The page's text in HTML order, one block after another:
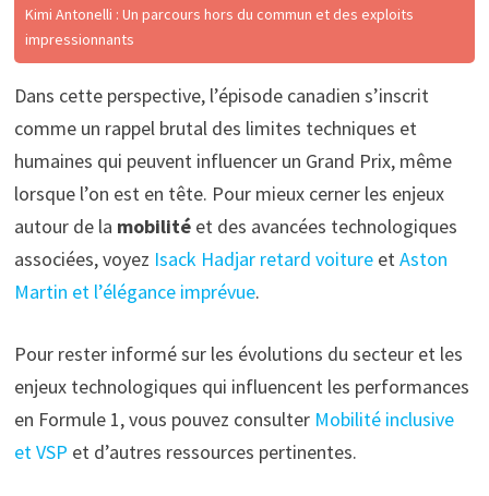
Kimi Antonelli : Un parcours hors du commun et des exploits
impressionnants
Dans cette perspective, l’épisode canadien s’inscrit
comme un rappel brutal des limites techniques et
humaines qui peuvent influencer un Grand Prix, même
lorsque l’on est en tête. Pour mieux cerner les enjeux
autour de la mobilitéet des avancées technologiques
associées, voyez Isack Hadjar retard voitureetAston
Martin et l’élégance imprévue.
Pour rester informé sur les évolutions du secteur et les
enjeux technologiques qui influencent les performances
en Formule 1, vous pouvez consulter Mobilité inclusive
et VSP et d’autres ressources pertinentes.